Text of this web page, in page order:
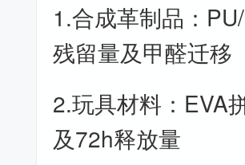
1.合成革制品：
残留量及甲醛迁移
2.玩具材料：EVA
及72h释放量